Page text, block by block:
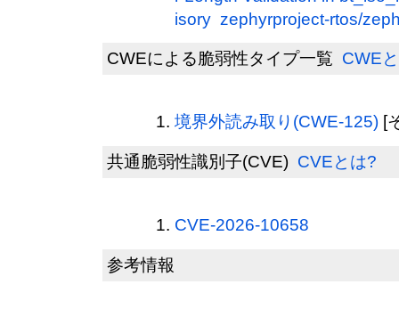
isory zephyrproject-rtos/
CWEによる脆弱性タイプ一覧 CWE
境界外読み取り(CWE-125) [
共通脆弱性識別子(CVE) CVEとは?
CVE-2026-10658
参考情報